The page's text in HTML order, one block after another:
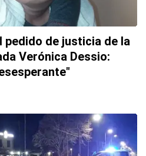
pedido de justicia de la
Verónica Dessio: